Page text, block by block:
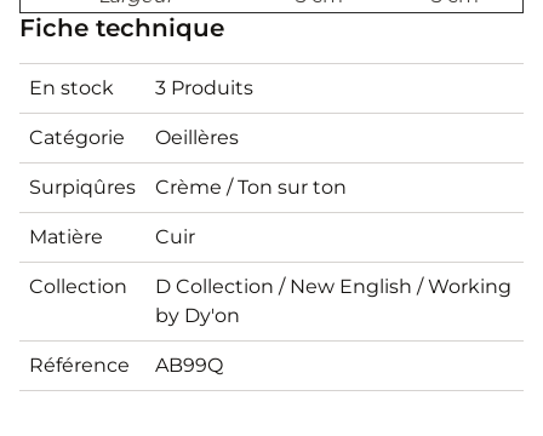
Fiche technique
En stock 3 Produits
Catégorie Oeillères
Surpiqûres Crème / Ton sur ton
Matière Cuir
Collection
D Collection / New English / Working
by Dy'on
Référence AB99Q